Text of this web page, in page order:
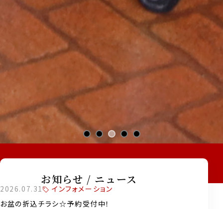
お知らせ / ニュース
2026.07.31
インフォメーション
お盆の折込チラシ☆予約受付中！